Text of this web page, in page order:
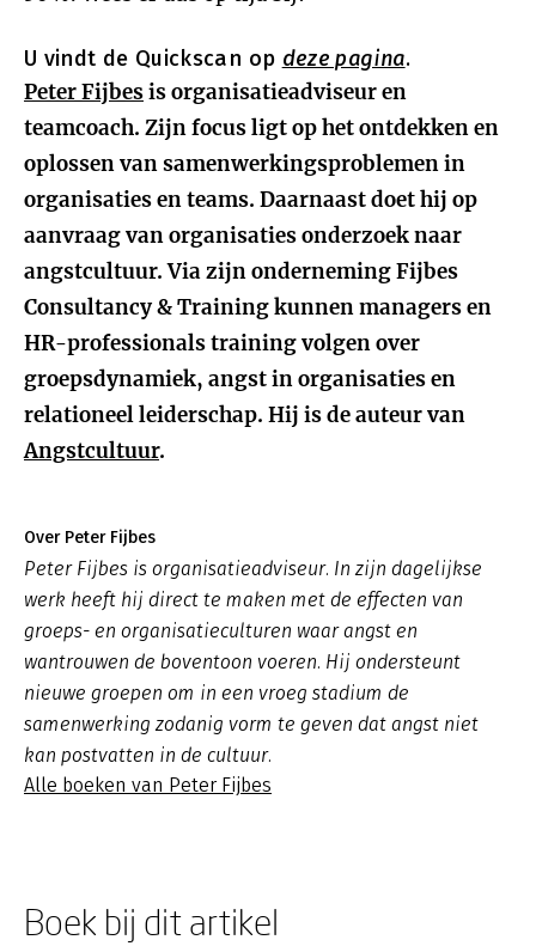
U vindt de Quickscan op deze pagina.
Peter Fijbesis organisatieadviseur en
teamcoach. Zijn focus ligt op het ontdekken en
oplossen van samenwerkingsproblemen in
organisaties en teams. Daarnaast doet hij op
aanvraag van organisaties onderzoek naar
angstcultuur. Via zijn onderneming Fijbes
Consultancy & Training kunnen managers en
HR-professionals training volgen over
groepsdynamiek, angst in organisaties en
relationeel leiderschap. Hij is de auteur van
Angstcultuur.
Over Peter Fijbes
Peter Fijbes is organisatieadviseur. In zijn dagelijkse
werk heeft hij direct te maken met de effecten van
groeps- en organisatieculturen waar angst en
wantrouwen de boventoon voeren. Hij ondersteunt
nieuwe groepen om in een vroeg stadium de
samenwerking zodanig vorm te geven dat angst niet
kan postvatten in de cultuur.
Alle boeken van Peter Fijbes
Boek bij dit artikel